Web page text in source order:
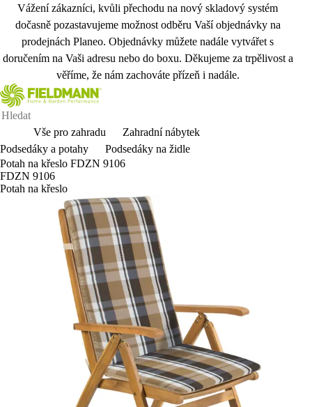
Vážení zákazníci, kvůli přechodu na nový skladový systém
dočasně pozastavujeme možnost odběru Vaší objednávky na
prodejnách Planeo. Objednávky můžete nadále vytvářet s
doručením na Vaši adresu nebo do boxu. Děkujeme za trpělivost a
věříme, že nám zachováte přízeň i nadále.
Vše pro zahradu
Zahradní nábytek
Podsedáky a potahy
Podsedáky na židle
Potah na křeslo FDZN 9106
FDZN 9106
Potah na křeslo